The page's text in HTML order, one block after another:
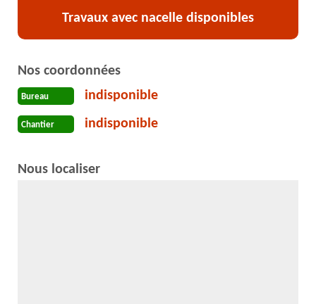
Travaux avec nacelle disponibles
Nos coordonnées
Bureau indisponible
Chantier indisponible
Nous localiser